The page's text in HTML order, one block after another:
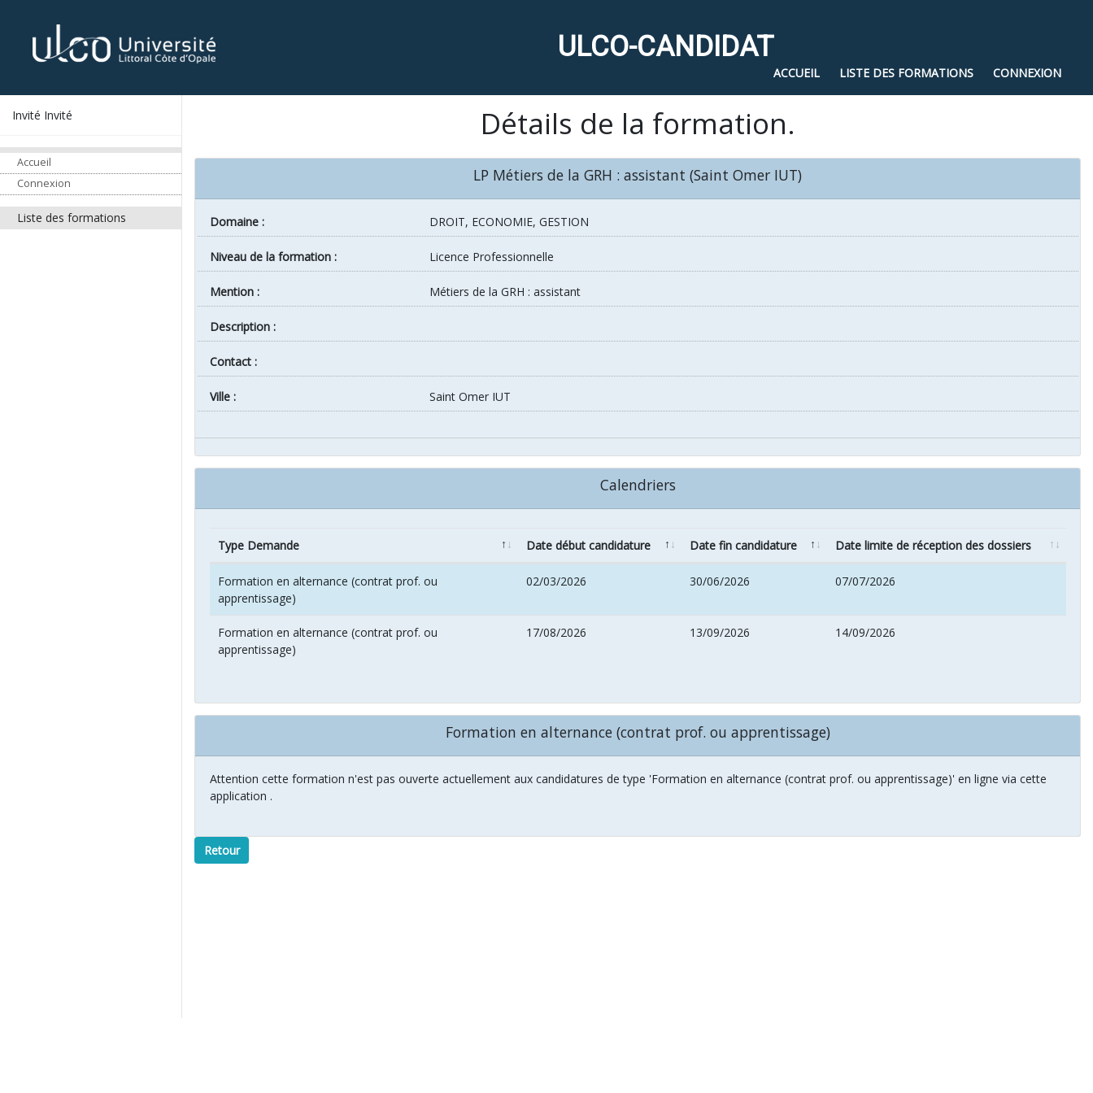
ULCO-CANDIDAT
Invité Invité
Accueil
Connexion
Liste des formations
ACCUEIL LISTE DES FORMATIONS CONNEXION
Détails de la formation.
LP Métiers de la GRH : assistant (Saint Omer IUT)
Domaine : DROIT, ECONOMIE, GESTION
Niveau de la formation : Licence Professionnelle
Mention : Métiers de la GRH : assistant
Description :
Contact :
ville : Saint Omer IUT
Calendriers
Type Demande Date début candidature Date fin candidature Date limite de réception des dossiers
Formation en alternance (contrat prof. ou
apprentissage)
02/03/2026 30/06/2026 07/07/2026
Formation en alternance (contrat prof. ou
apprentissage)
17/08/2026 13/09/2026 14/09/2026
Formation en alternance (contrat prof. ou apprentissage)
Attention cette formation n'est pas ouverte actuellement aux candidatures de type 'Formation en alternance (contrat prof. ou apprentissage)' en ligne via cette
application .
Retour